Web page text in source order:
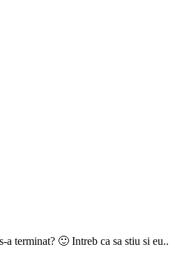
a terminat? 🙂 Intreb ca sa stiu si eu..